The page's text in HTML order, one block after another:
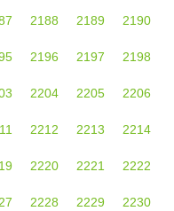
2188 2189 2190
2196 2197 2198
2204 2205 2206
2212 2213 2214
2220 2221 2222
2228 2229 2230